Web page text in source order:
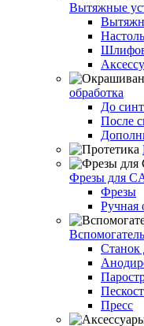
Вытяжные
обработка
До
После
Фрезы для
Фрезы
Ручная
Станок
Пресс